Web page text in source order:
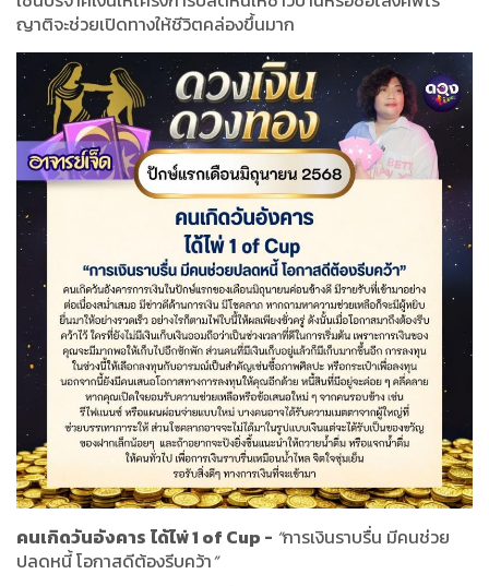
ญาติจะช่วยเปิดทางให้ชีวิตคล่องขึ้นมาก
คนเกิดวันอังคาร ได้ไพ่1 of Cup - “การเงินราบรื่น มีคนช่วย
ปลดหนี้ โอกาสดีต้องรีบคว้า”